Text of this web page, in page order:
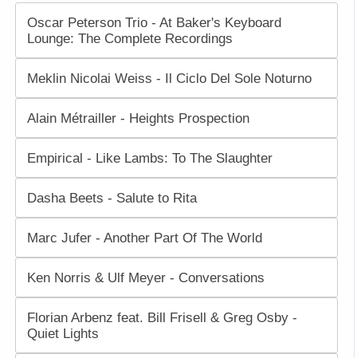
Oscar Peterson Trio - At Baker's Keyboard
Lounge: The Complete Recordings
Meklin Nicolai Weiss - Il Ciclo Del Sole Noturno
Alain Métrailler - Heights Prospection
Empirical - Like Lambs: To The Slaughter
Dasha Beets - Salute to Rita
Marc Jufer - Another Part Of The World
Ken Norris & Ulf Meyer - Conversations
Florian Arbenz feat. Bill Frisell & Greg Osby -
Quiet Lights